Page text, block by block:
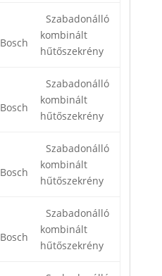
Bosch
Szabadonálló
kombinált
hűtőszekrény
Bosch
Szabadonálló
kombinált
hűtőszekrény
Bosch
Szabadonálló
kombinált
hűtőszekrény
Bosch
Szabadonálló
kombinált
hűtőszekrény